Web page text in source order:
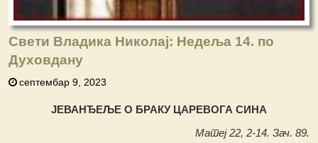
Свети Владика Николај: Недеља 14. по
Духовдану
септембар 9, 2023
ЈЕВАНЂЕЉЕ О БРАКУ ЦАРЕВОГА СИНА
Матеј 22, 2-14. Зач. 89.